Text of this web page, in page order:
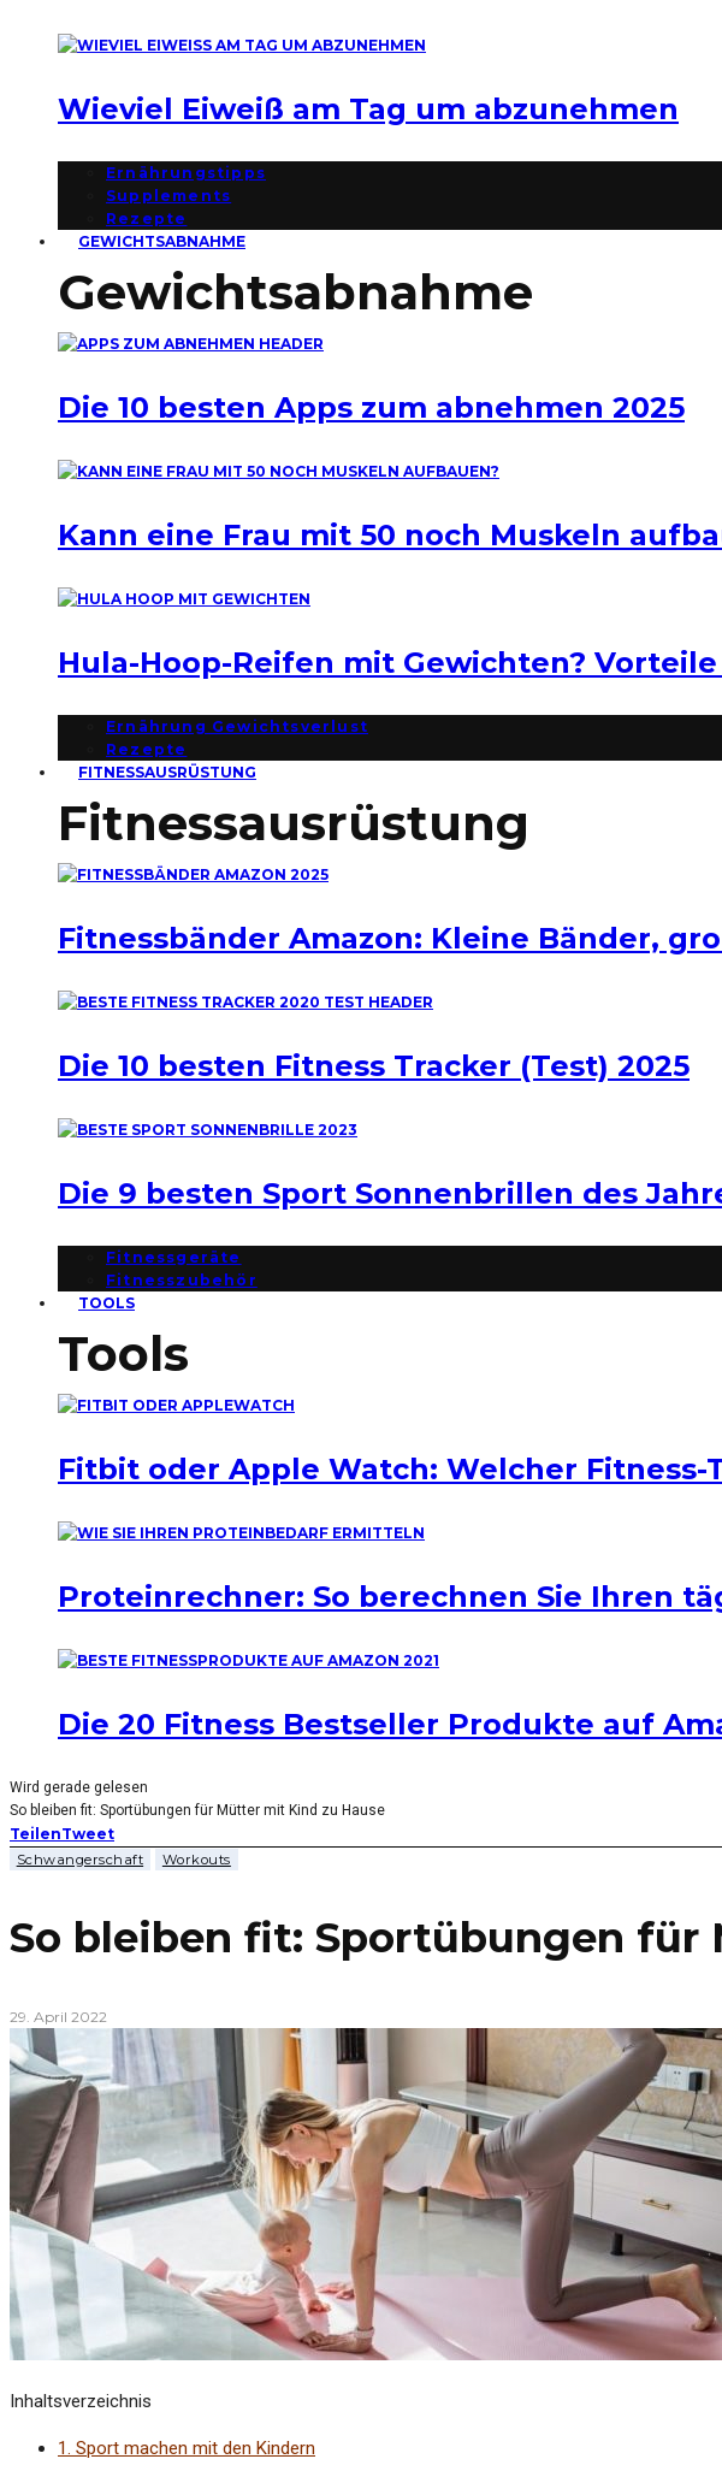
Wieviel Eiweiß am Tag um abzunehmen
Ernährungstipps
Supplements
Rezepte
GEWICHTSABNAHME
Gewichtsabnahme
Die 10 besten Apps zum abnehmen 2025
Kann eine Frau mit 50 noch Muskeln
Hula-Hoop-Reifen mit Gewichten?
Ernährung Gewichtsverlust
Rezepte
FITNESSAUSRÜSTUNG
Fitnessausrüstung
Fitnessbänder Amazon: Kleine Bänder,
Die 10 besten Fitness Tracker (Test) 2025
Die 9 besten Sport Sonnenbrillen des
Fitnessgeräte
Fitnesszubehör
TOOLS
Tools
Fitbit oder Apple Watch: Welcher Fitness-
Proteinrechner: So berechnen Sie Ihren
Die 20 Fitness Bestseller Produkte auf
Wird gerade gelesen
So bleiben fit: Sportübungen für Mütter mit Kind zu Hause
TeilenTweet
Schwangerschaft Workouts
So bleiben fit: Sportübungen für
29. April 2022
Inhaltsverzeichnis
1. Sport machen mit den Kindern